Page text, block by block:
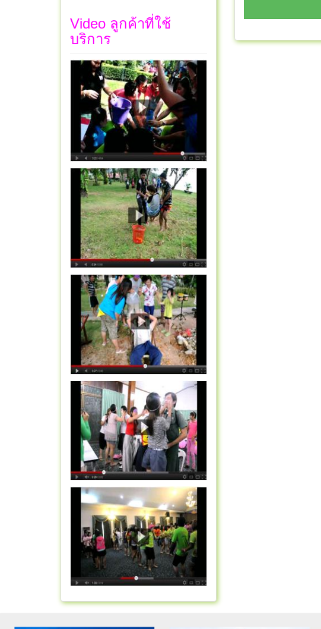
Video ลูกค้าที่ใช้
บริการ